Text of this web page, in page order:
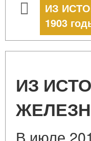
ИЗ
1903
ИЗ